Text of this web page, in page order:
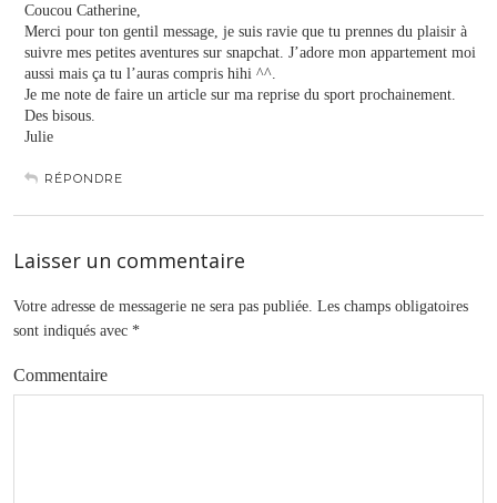
Coucou Catherine,
Merci pour ton gentil message, je suis ravie que tu prennes du plaisir à
suivre mes petites aventures sur snapchat. J’adore mon appartement moi
aussi mais ça tu l’auras compris hihi ^^.
Je me note de faire un article sur ma reprise du sport prochainement.
Des bisous.
Julie
RÉPONDRE
Laisser un commentaire
Votre adresse de messagerie ne sera pas publiée. Les champs obligatoires
sont indiqués avec *
Commentaire